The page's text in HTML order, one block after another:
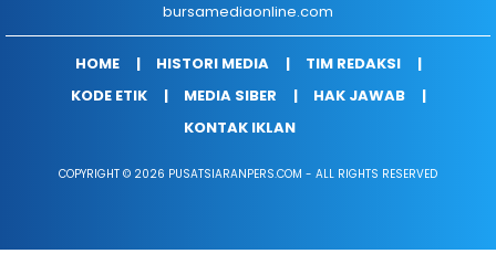
bursamediaonline.com
HOME HISTORI MEDIA
TIM REDAKSI
KODE ETIK
MEDIA SIBER
HAK JAWAB
KONTAK IKLAN
COPYRIGHT © 2026 PUSATSIARANPERS.COM - ALL RIGHTS RESERVED